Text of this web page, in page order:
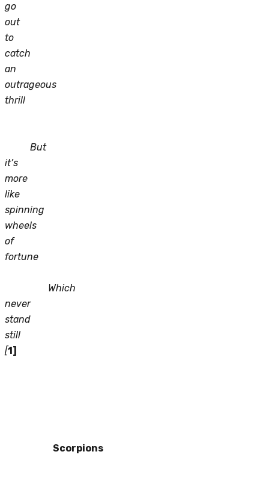
go
out
to
catch
an
outrageous
thrill
But
it’s
more
like
spinning
wheels
of
fortune
Which
never
stand
still
[1]
Scorpions